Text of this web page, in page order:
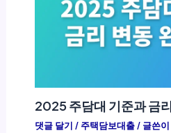
2025 주담대 기준과 금
댓글 달기 / 주택담보대출/ 글쓴이